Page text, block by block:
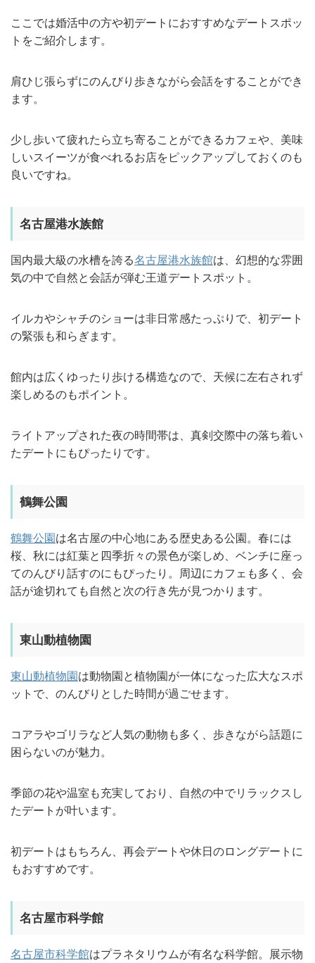
ここでは婚活中の方や初デートにおすすめなデートスポッ
トをご紹介します。
肩ひじ張らずにのんびり歩きながら会話をすることができ
ます。
少し歩いて疲れたら立ち寄ることができるカフェや、美味
しいスイーツが食べれるお店をピックアップしておくのも
良いですね。
名古屋港水族館
国内最大級の水槽を誇る名古屋港水族館は、幻想的な雰囲
気の中で自然と会話が弾む王道デートスポット。
イルカやシャチのショーは非日常感たっぷりで、初デート
の緊張も和らぎます。
館内は広くゆったり歩ける構造なので、天候に左右されず
楽しめるのもポイント。
ライトアップされた夜の時間帯は、真剣交際中の落ち着い
たデートにもぴったりです。
鶴舞公園
鶴舞公園は名古屋の中心地にある歴史ある公園。春には
桜、秋には紅葉と四季折々の景色が楽しめ、ベンチに座っ
てのんびり話すのにもぴったり。周辺にカフェも多く、会
話が途切れても自然と次の行き先が見つかります。
東山動植物園
東山動植物園は動物園と植物園が一体になった広大なスポ
ットで、のんびりとした時間が過ごせます。
コアラやゴリラなど人気の動物も多く、歩きながら話題に
困らないのが魅力。
季節の花や温室も充実しており、自然の中でリラックスし
たデートが叶います。
初デートはもちろん、再会デートや休日のロングデートに
もおすすめです。
名古屋市科学館
名古屋市科学館はプラネタリウムが有名な科学館。展示物